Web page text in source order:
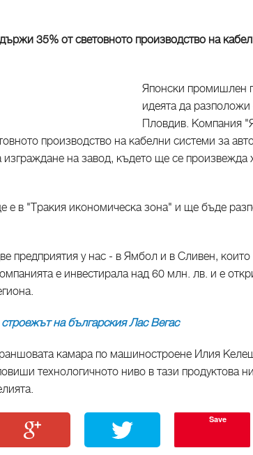
35% от световното производство на
Японски промишлен
идеята да
Пловдив. Компания
производство на кабелни системи за
на завод, където ще се произвежда
е в "Тракия икономическа зона" и ще бъде
предприятия у нас - в Ямбол и в Сливен, които
е инвестирала над 60 млн. лв. и е
на българския Лас Вегас
камара по машиностроене Илия
технологичното ниво в тази продуктова
Save